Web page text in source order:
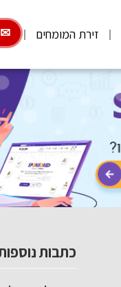
זירת המומחים
כתבות